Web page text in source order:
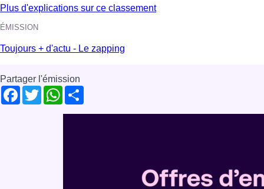
Plus d'explications sur ce classement
ÉMISSION
Toujours + d'actu - Le zapping
Partager l'émission
Facebook
TwitterWhatsApp